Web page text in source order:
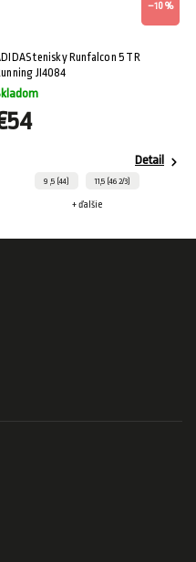
–10 %
tenisky Runfalcon 5 TR
JI4084
Detail
9 ,5 (44) 11,5 (46 2/3)
+ ďalšie